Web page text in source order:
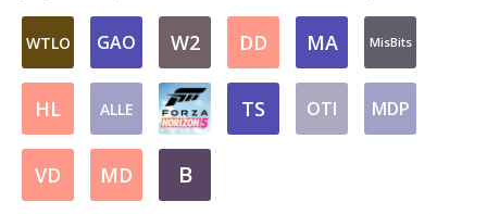
WTLO GAO W2 DD MA MisBits
HL ALLE TS OTI MDP
VD MD B